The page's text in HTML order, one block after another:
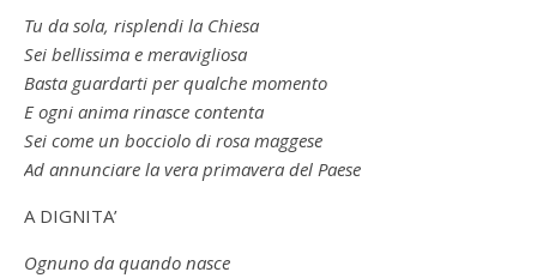
Tu da sola, risplendi la Chiesa
Sei bellissima e meravigliosa
Basta guardarti per qualche momento
E ogni anima rinasce contenta
Sei come un bocciolo di rosa maggese
Ad annunciare la vera primavera del Paese
A DIGNITA’
Ognuno da quando nasce